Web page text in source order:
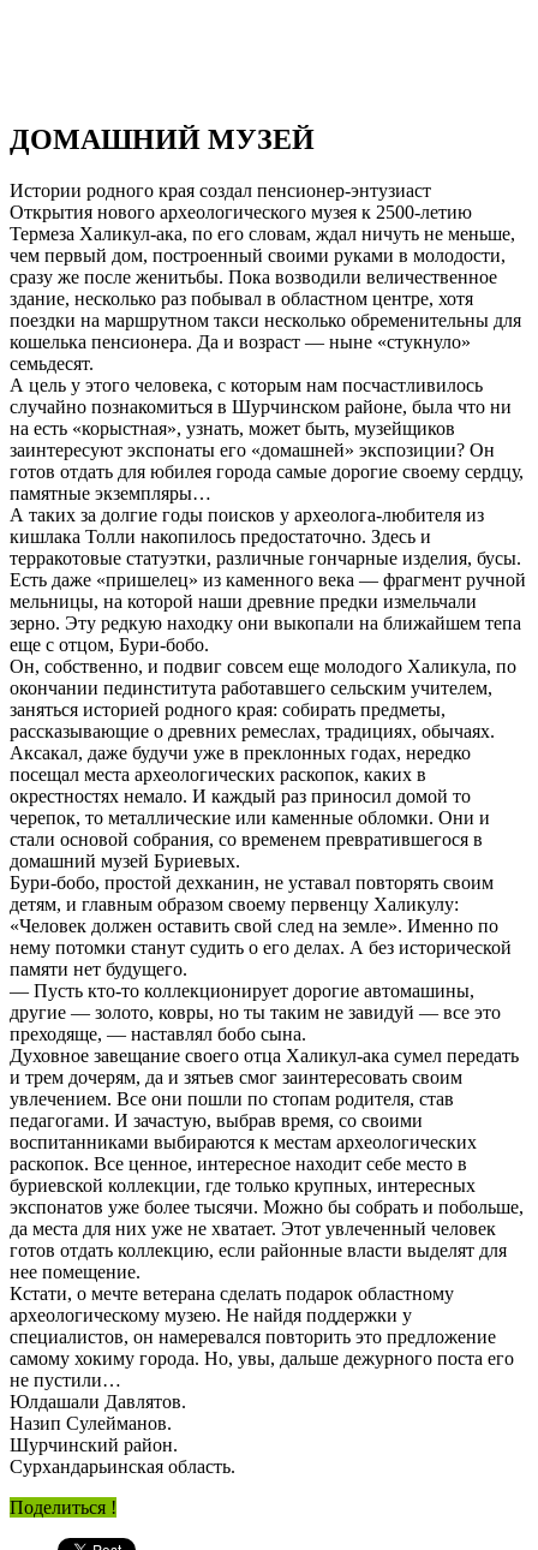
ДОМАШНИЙ МУЗЕЙ
Истории родного края создал пенсионер-энтузиаст
Открытия нового археологического музея к 2500-летию
Термеза Халикул-ака, по его словам, ждал ничуть не меньше,
чем первый дом, построенный своими руками в молодости,
сразу же после женитьбы. Пока возводили величественное
здание, несколько раз побывал в областном центре, хотя
поездки на маршрутном такси несколько обременительны для
кошелька пенсионера. Да и возраст — ныне «стукнуло»
семьдесят.
А цель у этого человека, с которым нам посчастливилось
случайно познакомиться в Шурчинском районе, была что ни
на есть «корыстная», узнать, может быть, музейщиков
заинтересуют экспонаты его «домашней» экспозиции? Он
готов отдать для юбилея города самые дорогие своему сердцу,
памятные экземпляры…
А таких за долгие годы поисков у археолога-любителя из
кишлака Толли накопилось предостаточно. Здесь и
терракотовые статуэтки, различные гончарные изделия, бусы.
Есть даже «пришелец» из каменного века — фрагмент ручной
мельницы, на которой наши древние предки измельчали
зерно. Эту редкую находку они выкопали на ближайшем тепа
еще с отцом, Бури-бобо.
Он, собственно, и подвиг совсем еще молодого Халикула, по
окончании пединститута работавшего сельским учителем,
заняться историей родного края: собирать предметы,
рассказывающие о древних ремеслах, традициях, обычаях.
Аксакал, даже будучи уже в преклонных годах, нередко
посещал места археологических раскопок, каких в
окрестностях немало. И каждый раз приносил домой то
черепок, то металлические или каменные обломки. Они и
стали основой собрания, со временем превратившегося в
домашний музей Буриевых.
Бури-бобо, простой дехканин, не уставал повторять своим
детям, и главным образом своему первенцу Халикулу:
«Человек должен оставить свой след на земле». Именно по
нему потомки станут судить о его делах. А без исторической
памяти нет будущего.
— Пусть кто-то коллекционирует дорогие автомашины,
другие — золото, ковры, но ты таким не завидуй — все это
преходяще, — наставлял бобо сына.
Духовное завещание своего отца Халикул-ака сумел передать
и трем дочерям, да и зятьев смог заинтересовать своим
увлечением. Все они пошли по стопам родителя, став
педагогами. И зачастую, выбрав время, со своими
воспитанниками выбираются к местам археологических
раскопок. Все ценное, интересное находит себе место в
буриевской коллекции, где только крупных, интересных
экспонатов уже более тысячи. Можно бы собрать и побольше,
да места для них уже не хватает. Этот увлеченный человек
готов отдать коллекцию, если районные власти выделят для
нее помещение.
Кстати, о мечте ветерана сделать подарок областному
археологическому музею. Не найдя поддержки у
специалистов, он намеревался повторить это предложение
самому хокиму города. Но, увы, дальше дежурного поста его
не пустили…
Юлдашали Давлятов.
Назип Сулейманов.
Шурчинский район.
Сурхандарьинская область.
Поделиться !